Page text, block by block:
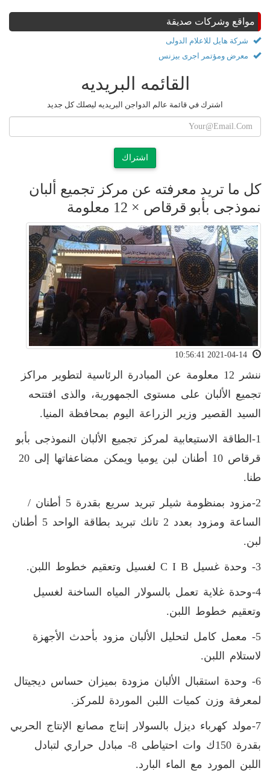
مواقع وشركات صديقة
شركة هايل للاعلام الدولى
معرض ومؤتمر اجرى بيزنس
القائمه البريديه
اشترك في قائمة عالم الدواجن البريديه ليصلك كل جديد
اشتراك
كل ما تريد معرفته عن مركز تجميع ألبان
نموذجى بأبو قرقاص × 12 معلومة
ننشر 12 معلومة عن المبادرة الرئاسية لتطوير مراكز
تجميع الألبان على مستوى الجمهورية، والذى افتتحه
السيد القصير وزير الزراعة اليوم بمحافظة المنيا.
1-الطاقة الاستيعابية لمركز تجميع الألبان النموذجى بأبو
قرقاص 10 أطنان لبن يوميا ويمكن مضاعفاتها إلى 20
طنا.
2-مزود بمنظومة شيلر تبريد سريع بقدرة 5 أطنان /
الساعة ومزود بعدد 2 تانك تبريد بطاقة الواحد 5 أطنان
لبن.
3- وحدة غسيل C I B لغسيل وتعقيم خطوط اللبن.
4-وحدة غلاية تعمل بالسولار المياه الساخنة لغسيل
وتعقيم خطوط اللبن.
5- معمل كامل لتحليل الألبان مزود بأحدث الأجهزة
لاستلام اللبن.
6- وحدة استقبال الألبان مزودة بميزان حساس ديجيتال
لمعرفة وزن كميات اللبن الموردة للمركز.
7-مولد كهرباء ديزل بالسولار إنتاج مصانع الإنتاج الحربي
بقدرة 150ك وات احتياطى 8- مبادل حراري لتبادل
اللبن المورد مع الماء البارد.